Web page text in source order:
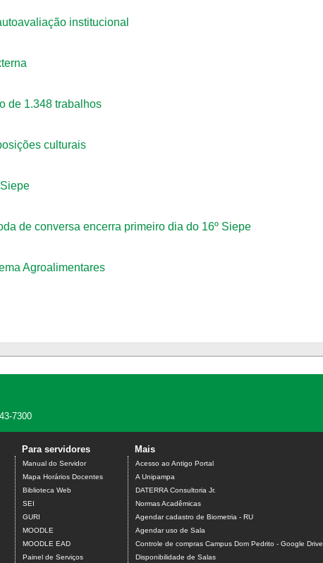
institucional
de 1.348 trabalhos
culturais
de conversa encerra primeiro dia do 16º Siepe
Agroalimentares
7300
Para servidores
Manual do Servidor
Mapa Horários Docentes
Biblioteca Web
SEI
GURI
MOODLE
MOODLE EAD
Painel de Serviços
Mais
Acesso ao Antigo Portal
A Unipampa
DATERRA Consultoria Jr.
Normas Acadêmicas
Agendar cadastro de Biometria - RU
Agendar uso de Sala
Controle de compras Campus Dom Pedrito - Google Drive
Disponibilidade de Salas